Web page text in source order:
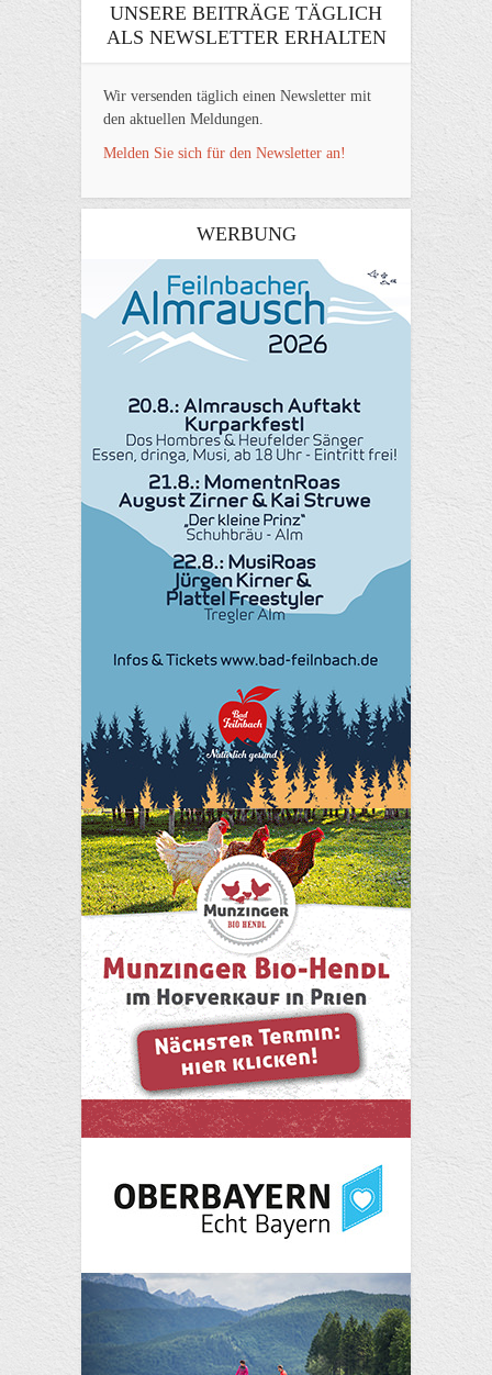
UNSERE BEITRÄGE TÄGLICH
ALS NEWSLETTER ERHALTEN
Wir versenden täglich einen Newsletter mit
den aktuellen Meldungen.
Melden Sie sich für den Newsletter an!
WERBUNG